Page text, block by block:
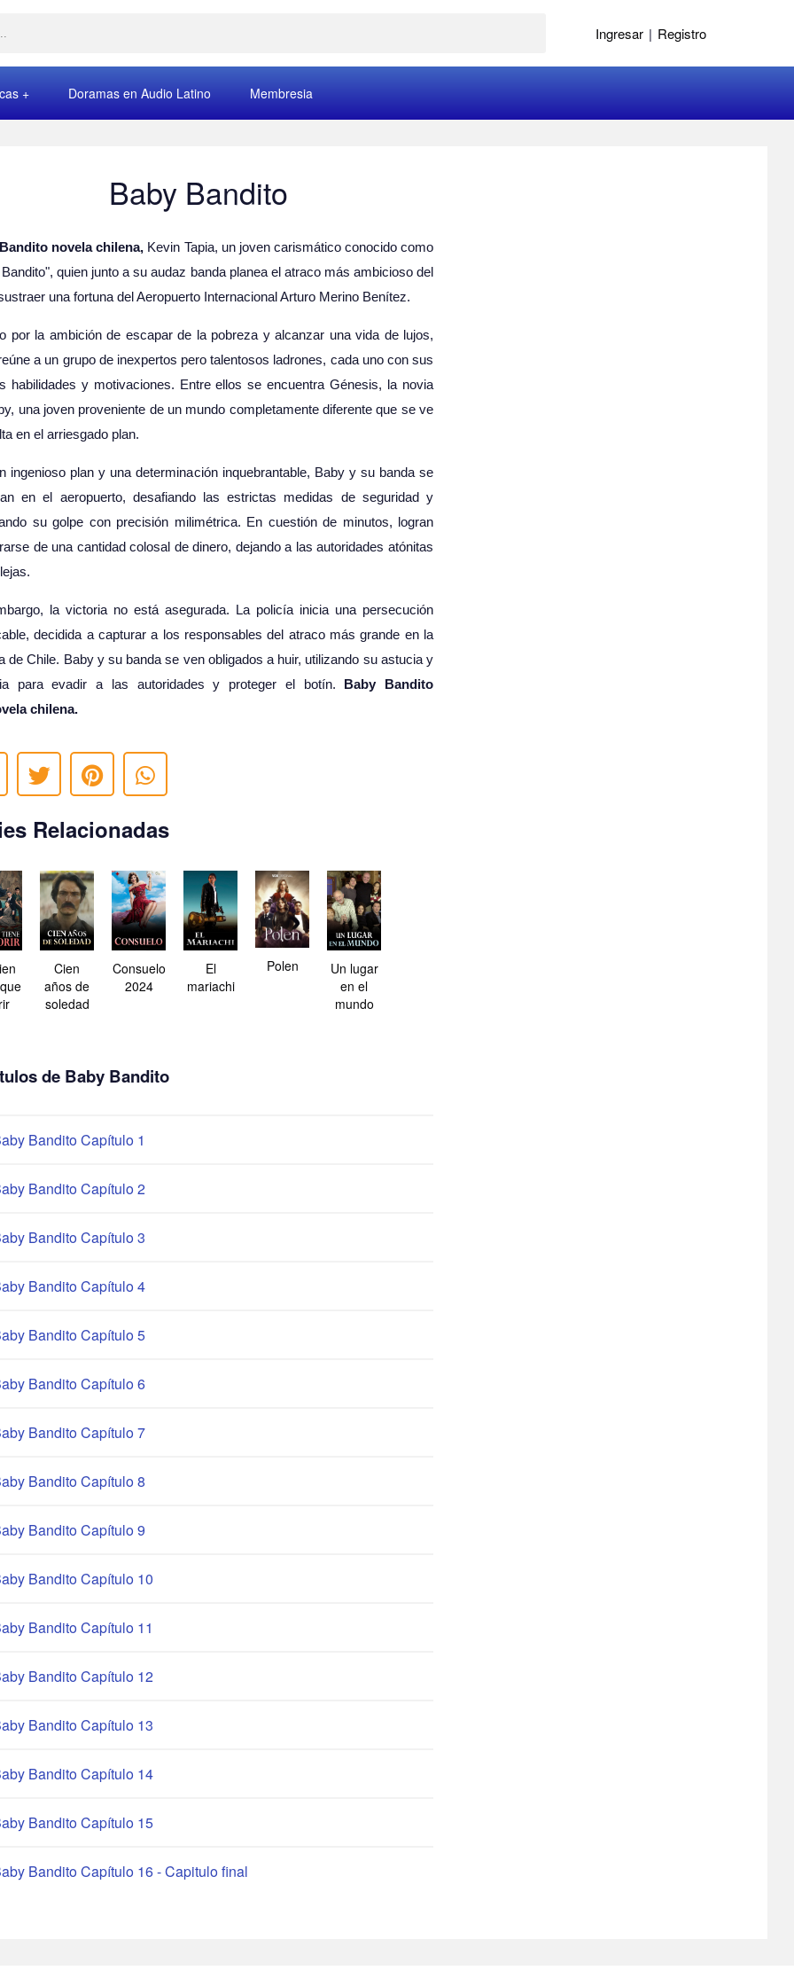
Ingresar | Registro
Doramas en Audio Latino Membresia
Baby Bandito
novela chilena, Kevin Tapia, un joven carismático conocido como
quien junto a su audaz banda planea el atraco más ambicioso del
una fortuna del Aeropuerto Internacional Arturo Merino Benítez.
por la ambición de escapar de la pobreza y alcanzar una vida de lujos,
a un grupo de inexpertos pero talentosos ladrones, cada uno con sus
habilidades y motivaciones. Entre ellos se encuentra Génesis, la novia
una joven proveniente de un mundo completamente diferente que se ve
en el arriesgado plan.
ingenioso plan y una determinación inquebrantable, Baby y su banda se
en el aeropuerto, desafiando las estrictas medidas de seguridad y
su golpe con precisión milimétrica. En cuestión de minutos, logran
de una cantidad colosal de dinero, dejando a las autoridades atónitas
la victoria no está asegurada. La policía inicia una persecución
decidida a capturar a los responsables del atraco más grande en la
de Chile. Baby y su banda se ven obligados a huir, utilizando su astucia y
para evadir a las autoridades y proteger el botín. Baby Bandito
chilena.
Relacionadas
Cien
años de
soledad
Consuelo
2024
El
mariachi
Polen
Un lugar
en el
mundo
de Baby Bandito
Bandito Capítulo 1
Bandito Capítulo 2
Bandito Capítulo 3
Bandito Capítulo 4
Bandito Capítulo 5
Bandito Capítulo 6
Bandito Capítulo 7
Bandito Capítulo 8
Bandito Capítulo 9
Bandito Capítulo 10
Bandito Capítulo 11
Bandito Capítulo 12
Bandito Capítulo 13
Bandito Capítulo 14
Bandito Capítulo 15
Bandito Capítulo 16 - Capitulo final